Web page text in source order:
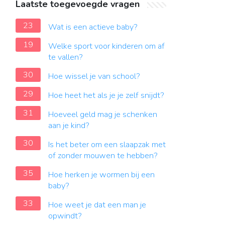
Laatste toegevoegde vragen
23
Wat is een actieve baby?
19
Welke sport voor kinderen om af
te vallen?
30
Hoe wissel je van school?
29
Hoe heet het als je je zelf snijdt?
31
Hoeveel geld mag je schenken
aan je kind?
30
Is het beter om een ​​slaapzak met
of zonder mouwen te hebben?
35
Hoe herken je wormen bij een
baby?
33
Hoe weet je dat een man je
opwindt?